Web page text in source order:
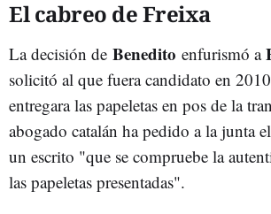
El cabreo de Freixa
La decisión de Benedito enfurismó a
solicitó al que fuera candidato en
entregara las papeletas en pos de la
abogado catalán ha pedido a la junta
un escrito "que se compruebe la
las papeletas presentadas".